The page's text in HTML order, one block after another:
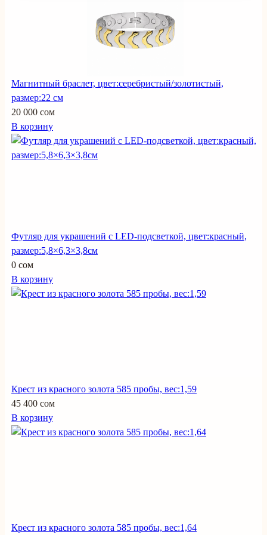
Магнитный браслет, цвет:серебристый/золотистый,
размер:22 см
20 000 сом
В корзину
Футляр для украшений с LED-подсветкой, цвет:красный,
размер:5,8×6,3×3,8см
0 сом
В корзину
Крест из красного золота 585 пробы, вес:1,59
45 400 сом
В корзину
Крест из красного золота 585 пробы, вес:1,64